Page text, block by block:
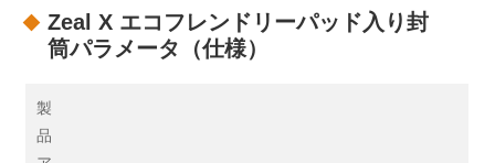
Zeal X エコフレンドリーパッド入り封
筒パラメータ（仕様）
製
品